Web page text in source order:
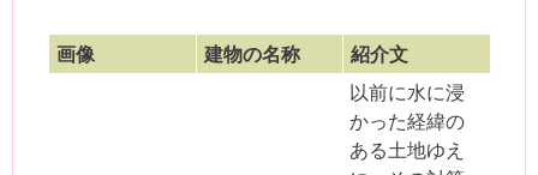
画像 建物の名称 紹介文
以前に水に浸
かった経緯の
ある土地ゆえ